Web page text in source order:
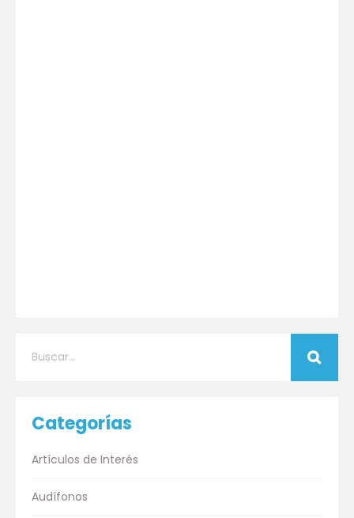
Categorías
Artículos de Interés
Audífonos